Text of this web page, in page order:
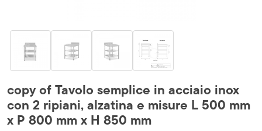
copy of Tavolo semplice in acciaio inox
con 2 ripiani, alzatina e misure L 500 mm
x P 800 mm x H 850 mm